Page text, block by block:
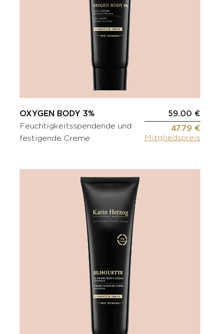
OXYGEN BODY 3%
Feuchtigkeitsspendende und
festigende Creme
59.00 €
47.79 €
Mitgliedspreis